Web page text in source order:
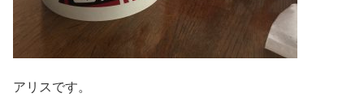
アリスです。